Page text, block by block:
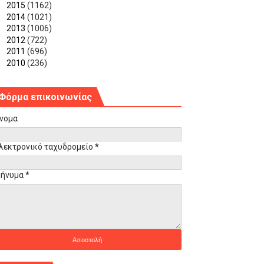
2015 (1162)
2014(1021)
2013 (1006)
2012 (722)
2011 (696)
2010 (236)
επικοινωνίας
ταχυδρομείο *
*